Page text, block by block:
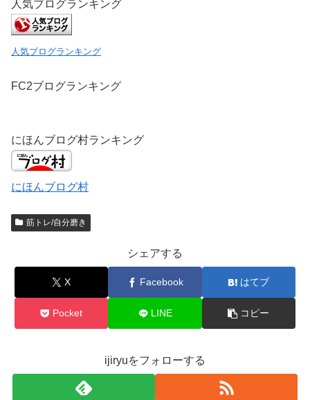
ン
ド
で
き
ま
人気ブログランキング
人気ブログランキング
FC2ブログランキング
にほんブログ村ランキング
にほんブログ村
筋トレ/自分磨き
シェアする
X Facebook はてブ
Pocket LINE コピー
ijiryuをフォローする